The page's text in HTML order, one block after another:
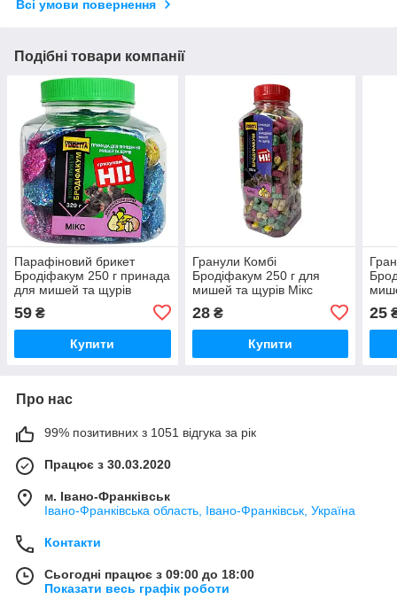
Всі умови повернення
Подібні товари компанії
Парафіновий брикет
Бродіфакум 250 г принада
для мишей та щурів
59 ₴
Купити
Гранули Комбі
Бродіфакум 250 г для
мишей та щурів Мікс
28₴
Купити
25
Про нас
99% позитивних з 1051 відгука за рік
Працює з 30.03.2020
м. Івано-Франківськ
Івано-Франківська область, Івано-Франківськ, Україна
Контакти
Сьогодні працює з 09:00 до 18:00
Показати весь графік роботи